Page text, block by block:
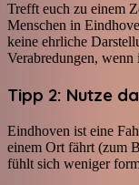
Trefft euch zu einem
Menschen in
keine ehrliche
Verabredungen, wenn
Tipp 2: Nutze
Eindhoven ist eine
einem Ort fährt (zum
fühlt sich weniger